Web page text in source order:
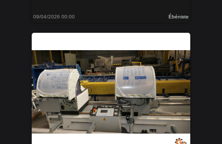
09/04/2026 00:00 Ébéniste